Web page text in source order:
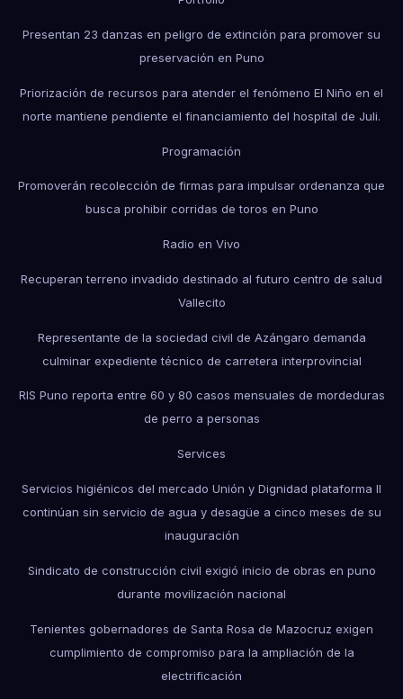
Presentan 23 danzas en peligro de extinción para promover su
preservación en Puno
Priorización de recursos para atender el fenómeno El Niño en el
norte mantiene pendiente el financiamiento del hospital de Juli.
Programación
Promoverán recolección de firmas para impulsar ordenanza que
busca prohibir corridas de toros en Puno
Radio en Vivo
Recuperan terreno invadido destinado al futuro centro de salud
Vallecito
Representante de la sociedad civil de Azángaro demanda
culminar expediente técnico de carretera interprovincial
RIS Puno reporta entre 60 y 80 casos mensuales de mordeduras
de perro a personas
Services
Servicios higiénicos del mercado Unión y Dignidad plataforma II
continúan sin servicio de agua y desagüe a cinco meses de su
inauguración
Sindicato de construcción civil exigió inicio de obras en puno
durante movilización nacional
Tenientes gobernadores de Santa Rosa de Mazocruz exigen
cumplimiento de compromiso para la ampliación de la
electrificación